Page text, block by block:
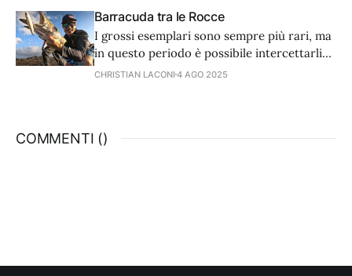
per la prima volta alla pesca con gli
artificiali.
Barracuda tra le Rocce
I grossi esemplari sono sempre più rari, ma
in questo periodo è possibile intercettarli
dalle scogliere che si affacciano su spot con
dei big barracuda.
CHRISTIAN LACONI 4 AGO 2025
COMMENTI ()